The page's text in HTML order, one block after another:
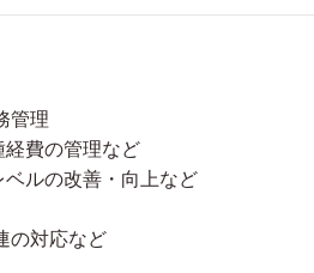
管理
費の管理など
ルの改善・向上など
の対応など